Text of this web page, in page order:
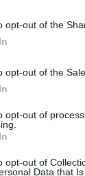
opt-out of the
opt-out of the
opt-out of
opt-out of
Data that
entre
de
dans un
COVID-
crucial
aux
être durable